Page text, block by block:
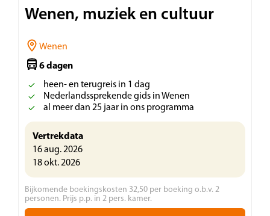
Wenen, muziek en cultuur
Wenen
6 dagen
heen- en terugreis in 1 dag
Nederlandssprekende gids in Wenen
al meer dan 25 jaar in ons programma
Vertrekdata
16 aug. 2026
18 okt. 2026
Bijkomende boekingskosten 32,50 per boeking o.b.v. 2
personen. Prijs p.p. in 2 pers. kamer.